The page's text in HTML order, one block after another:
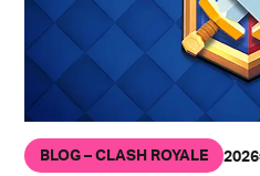
BLOG – CLASH ROYALE